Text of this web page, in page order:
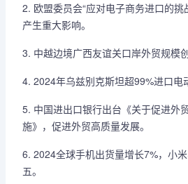
2. 欧盟委员会“应对电子商务进口的挑
产生重大影响。
3. 中越边境广西友谊关口岸外贸规模
4. 2024年乌兹别克斯坦超99%进口电
5. 中国进出口银行出台《关于促进外
施》，促进外贸高质量发展。
6. 2024全球手机出货量增长7%，小
五。